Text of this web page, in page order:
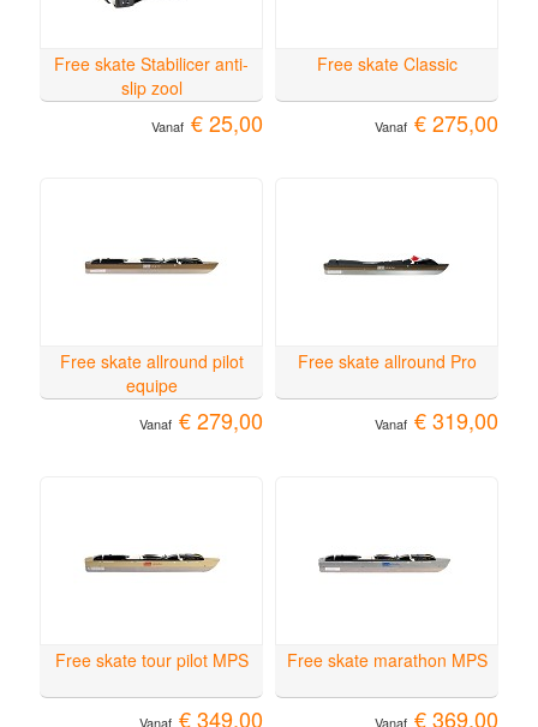
Free skate Stabilicer anti-
slip zool
Vanaf € 25,00
Free skate Classic
Vanaf € 275,00
Free skate allround pilot
equipe
Vanaf € 279,00
Free skate allround Pro
Vanaf € 319,00
Free skate tour pilot MPS
Vanaf € 349,00
Free skate marathon MPS
Vanaf € 369,00